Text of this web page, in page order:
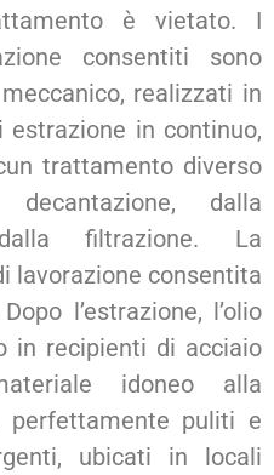
è vietato. I
consentiti sono
realizzati in
in continuo,
trattamento diverso
dalla
filtrazione. La
lavorazione consentita
l’estrazione, l’olio
in recipienti di acciaio
idoneo alla
perfettamente puliti e
ubicati in locali